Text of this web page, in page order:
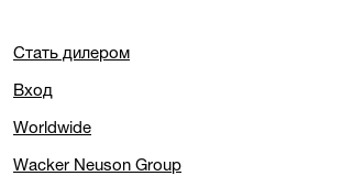
Стать дилером
Вход
Worldwide
Wacker Neuson Group